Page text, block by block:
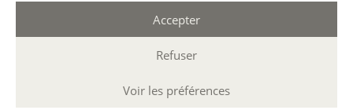
Accepter
Refuser
Voir les préférences
session 13904